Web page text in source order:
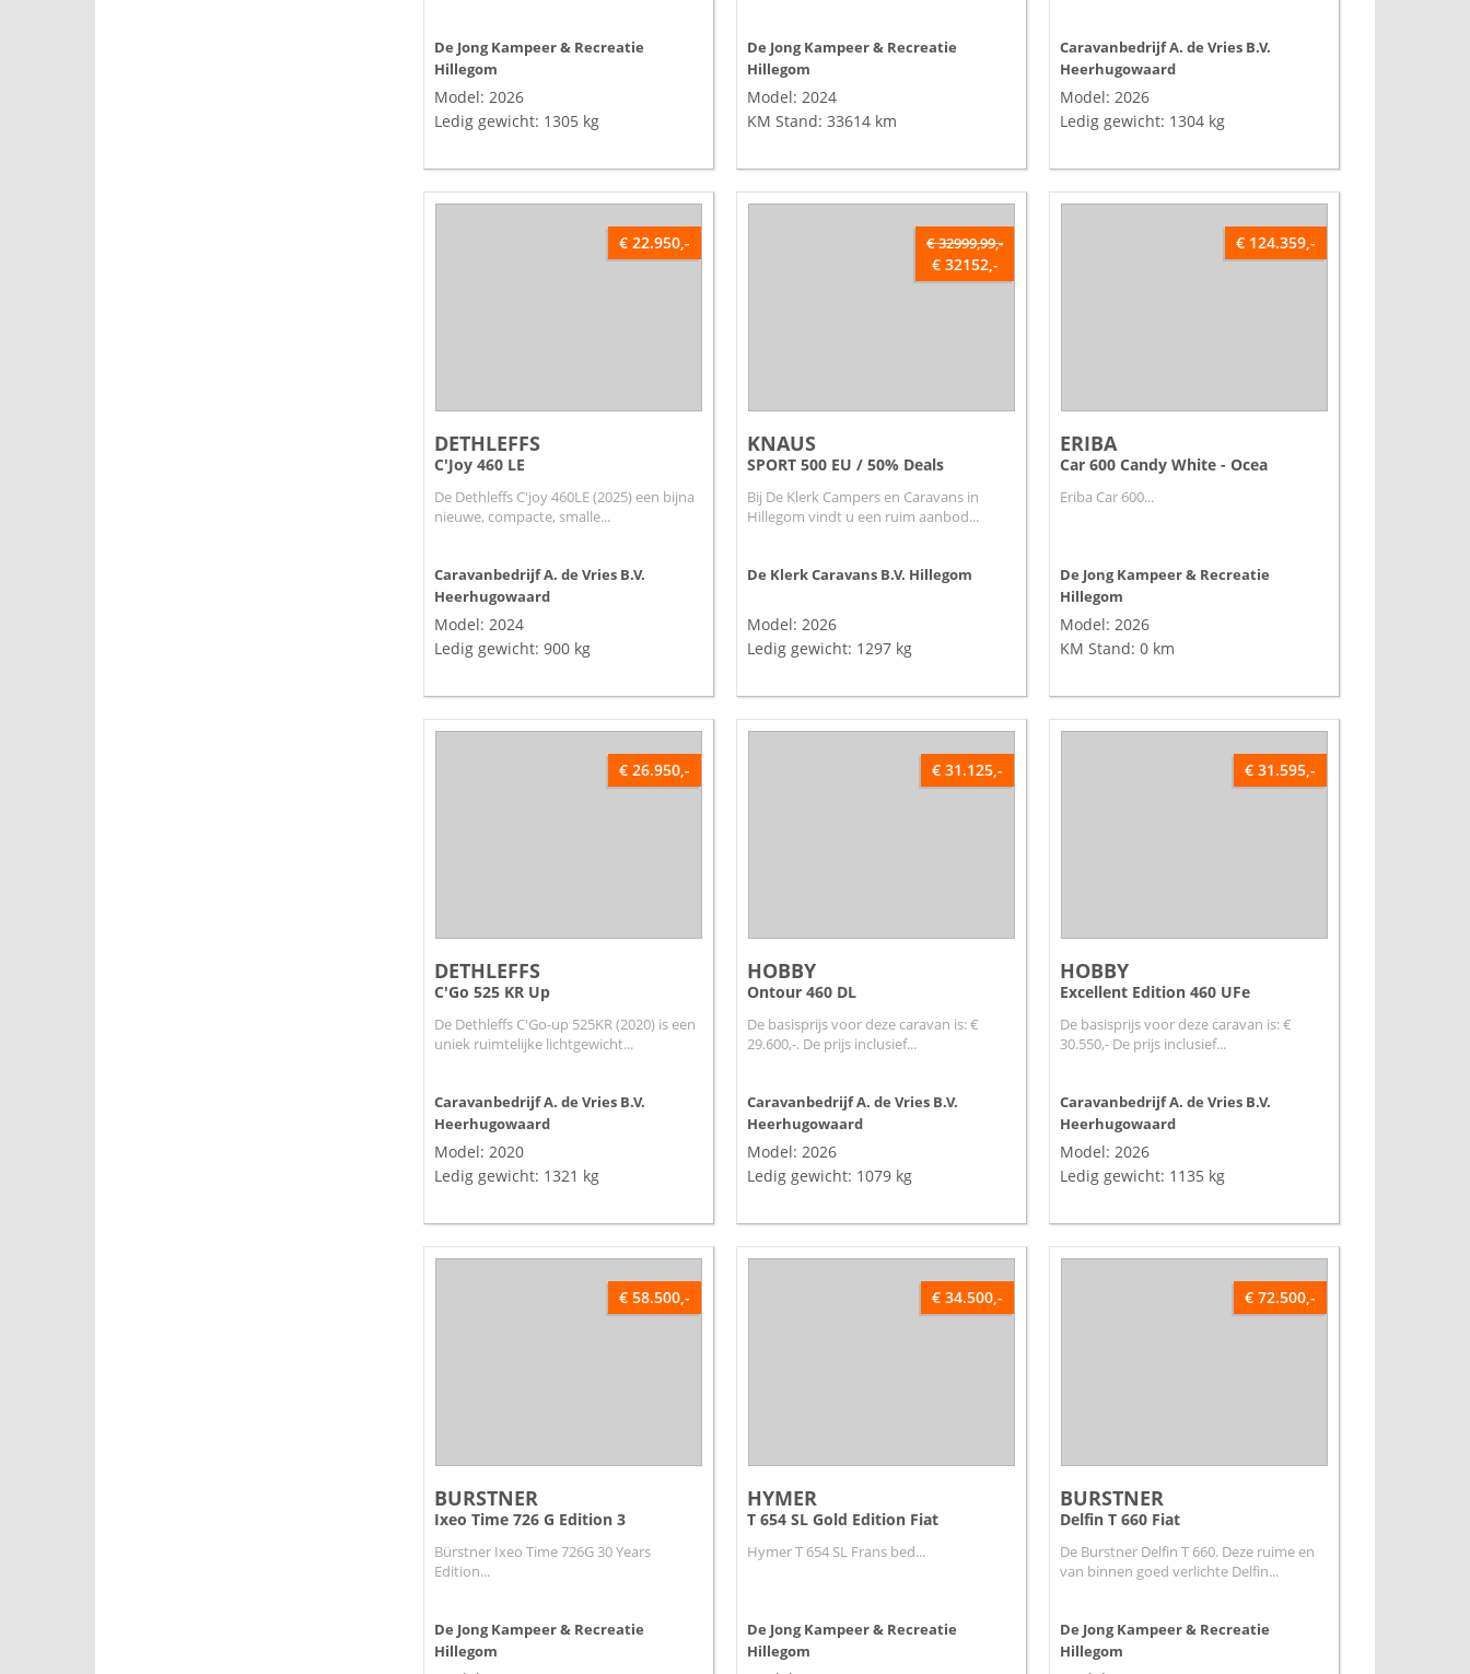
De Jong Kampeer & Recreatie
Hillegom
Model: 2026
Ledig gewicht: 1305 kg
De Jong Kampeer & Recreatie
Hillegom
Model: 2024
KM Stand: 33614 km
Caravanbedrijf A. de Vries B.V.
Heerhugowaard
Model: 2026
Ledig gewicht: 1304 kg
€ 22.950,-
DETHLEFFS
C'Joy 460 LE
De Dethleffs C'joy 460LE (2025) een bijna
nieuwe, compacte, smalle...
Caravanbedrijf A. de Vries B.V.
Heerhugowaard
Model: 2024
Ledig gewicht: 900 kg
€ 32999,99,-
€ 32152,-
KNAUS
SPORT 500 EU / 50% Deals
Bij De Klerk Campers en Caravans in
Hillegom vindt u een ruim aanbod...
De Klerk Caravans B.V. Hillegom
Model: 2026
Ledig gewicht: 1297 kg
€ 124.359,-
ERIBA
Car 600 Candy White - Ocea
Eriba Car 600...
De Jong Kampeer & Recreatie
Hillegom
Model: 2026
KM Stand: 0 km
€ 26.950,-
DETHLEFFS
C'Go 525 KR Up
De Dethleffs C'Go-up 525KR (2020) is een
uniek ruimtelijke lichtgewicht...
Caravanbedrijf A. de Vries B.V.
Heerhugowaard
Model: 2020
Ledig gewicht: 1321 kg
€ 31.125,-
HOBBY
Ontour 460 DL
De basisprijs voor deze caravan is: €
29.600,-. De prijs inclusief...
Caravanbedrijf A. de Vries B.V.
Heerhugowaard
Model: 2026
Ledig gewicht: 1079 kg
€ 31.595,-
HOBBY
Excellent Edition 460 UFe
De basisprijs voor deze caravan is: €
30.550,- De prijs inclusief...
Caravanbedrijf A. de Vries B.V.
Heerhugowaard
Model: 2026
Ledig gewicht: 1135 kg
€ 58.500,-
BURSTNER
Ixeo Time 726 G Edition 3
Bürstner Ixeo Time 726G 30 Years
Edition...
De Jong Kampeer & Recreatie
Hillegom
€ 34.500,-
HYMER
T 654 SL Gold Edition Fiat
Hymer T 654 SL Frans bed...
De Jong Kampeer & Recreatie
Hillegom
€ 72.500,-
BURSTNER
Delfin T 660 Fiat
De Burstner Delfin T 660. Deze ruime en
van binnen goed verlichte Delfin...
De Jong Kampeer & Recreatie
Hillegom